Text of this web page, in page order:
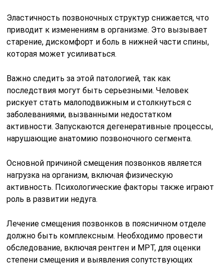
Эластичность позвоночных структур снижается, что
приводит к изменениям в организме. Это вызывает
старение, дискомфорт и боль в нижней части спины,
которая может усиливаться.
Важно следить за этой патологией, так как
последствия могут быть серьезными. Человек
рискует стать малоподвижным и столкнуться с
заболеваниями, вызванными недостатком
активности. Запускаются дегенеративные процессы,
нарушающие анатомию позвоночного сегмента.
Основной причиной смещения позвонков является
нагрузка на организм, включая физическую
активность. Психологические факторы также играют
роль в развитии недуга.
Лечение смещения позвонков в поясничном отделе
должно быть комплексным. Необходимо провести
обследование, включая рентген и МРТ, для оценки
степени смещения и выявления сопутствующих